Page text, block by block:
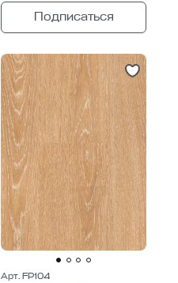
Подписаться
Арт. FP104